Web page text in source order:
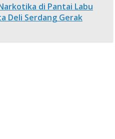
di Pantai Labu
Deli Serdang Gerak